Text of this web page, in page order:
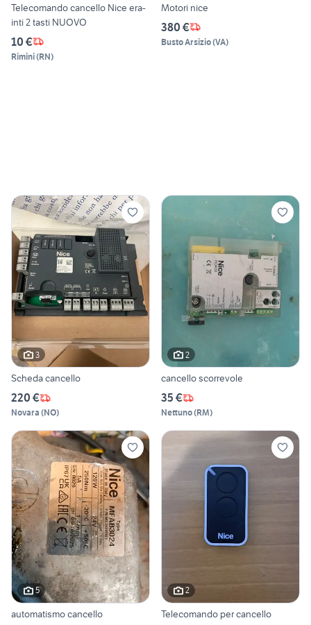
Telecomando cancello Nice era-
inti 2 tasti NUOVO
10 €
Rimini(RN)
Motori nice
380 €
Busto Arsizio(VA)
3
Scheda cancello
220 €
Novara (NO)
2
cancello scorrevole
35 €
Nettuno(RM)
5
automatismo cancello
2
Telecomando per cancello